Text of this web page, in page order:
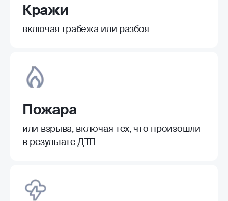
Кражи
включая грабежа или разбоя
Пожара
или взрыва, включая тех, что произошли
в результате ДТП